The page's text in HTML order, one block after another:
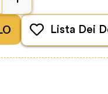
Lista Dei